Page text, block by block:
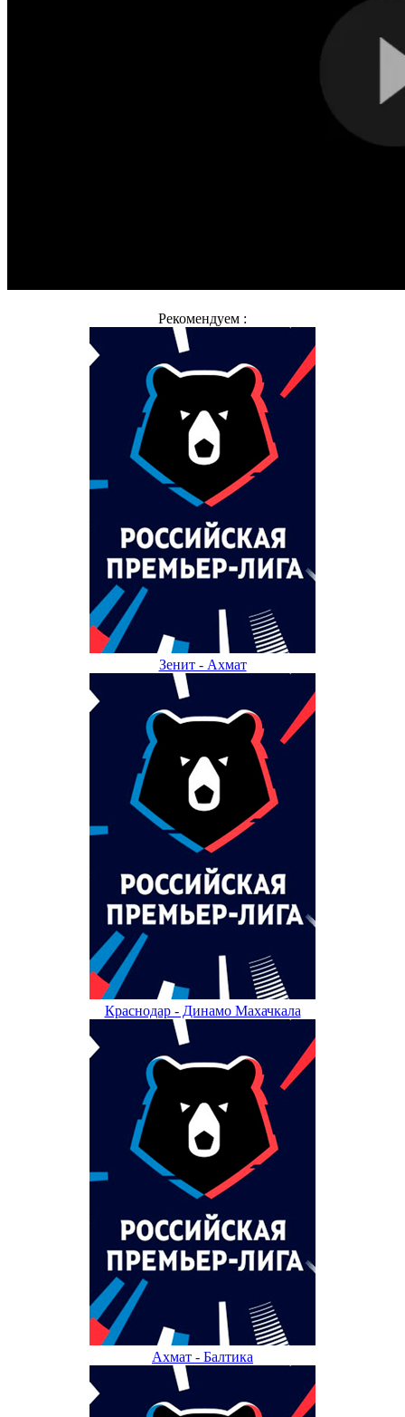
Рекомендуем :
Зенит - Ахмат
Краснодар - Динамо Махачкала
Ахмат - Балтика